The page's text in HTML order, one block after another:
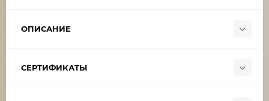
ОПИСАНИЕ
СЕРТИФИКАТЫ